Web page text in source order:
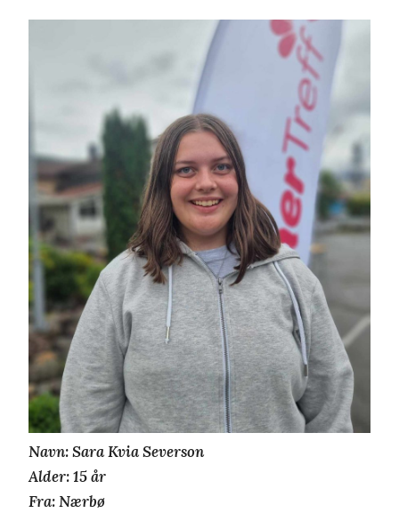
Navn: Sara Kvia Severson
Alder: 15 år
Fra: Nærbø